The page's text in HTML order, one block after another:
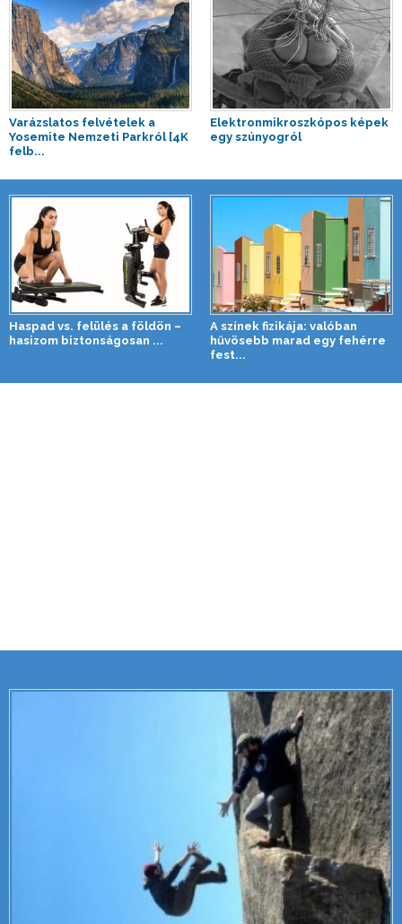
Varázslatos felvételek a
Yosemite Nemzeti Parkról [4K
felb...
Elektronmikroszkópos képek
egy szúnyogról
Haspad vs. felülés a földön –
hasizom biztonságosan ...
A színek fizikája: valóban
hűvösebb marad egy fehérre
fest...